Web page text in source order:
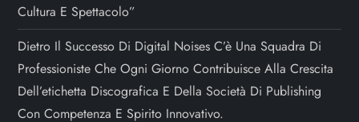
Cultura E Spettacolo”
Dietro Il Successo Di Digital Noises C’è Una Squadra Di
Professioniste Che Ogni Giorno Contribuisce Alla Crescita
Dell’etichetta Discografica E Della Società Di Publishing
Con Competenza E Spirito Innovativo.